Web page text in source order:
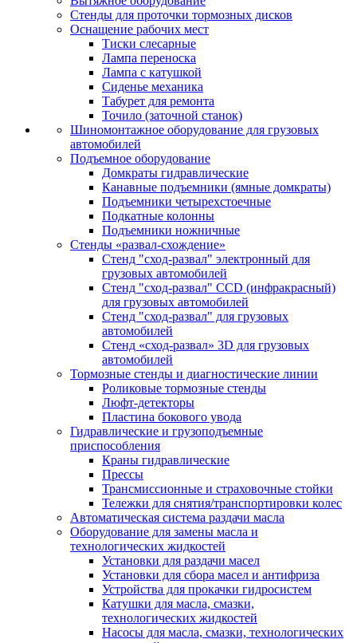
Стенды для проточки тормозных дисков
Оснащение рабочих мест
Тиски слесарные
Лампа переноска
Лампа с катушкой
Сиденье механика
Табурет для ремонта
Точило (заточной станок)
Шиномонтажное оборудование для грузовых
автомобилей
Подъемное оборудование
Домкраты гидравлические
Канавные подъемники (ямные домкраты)
Подъемники четырехстоечные
Подкатные колонны
Подъемники ножничные
Стенды «развал-схождение»
Стенд "сход-развал" электронный для
грузовых автомобилей
Стенд "сход-развал" CCD (инфракрасный)
для грузовых автомобилей
Стенд "сход-развал" для грузовых
автомобилей
Стенд «сход-развал» 3D для грузовых
автомобилей
Тормозные стенды и диагностические линии
Роликовые тормозные стенды
Люфт-детекторы
Пластина бокового увода
Гидравлические и грузоподъемные
приспособления
Краны гидравлические
Прессы
Трансмиссионные и страховочные стойки
Тележки для снятия/транспортировки колес
Автоматическая система раздачи масла
Оборудование для замены масла и
технологических жидкостей
Установки для раздачи масел
Установки для сбора масел и антифриза
Устройства для прокачки гидросистем
Катушки для масла, смазки,
технологических жидкостей
Насосы для масла, смазки, технологических